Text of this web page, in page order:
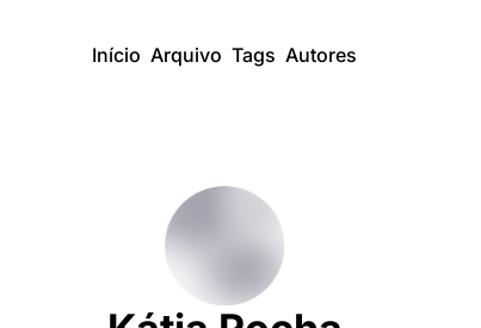
Início Arquivo Tags Autores